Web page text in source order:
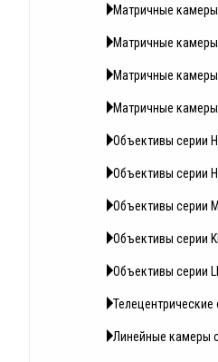
Матричные камеры
Матричные камеры
Матричные камеры
Матричные камеры
Объективы серии
Объективы серии
Объективы серии
Объективы серии
Объективы серии
Телецентрические
Линейные камеры